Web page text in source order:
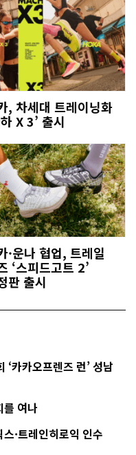
, 차세대 트레이닝화
X 3’ 출시
·운나 협업, 트레일
‘스피드고트 2’
판 출시
카카오프렌즈 런’ 성남
를 여나
·트레인히로익 인수